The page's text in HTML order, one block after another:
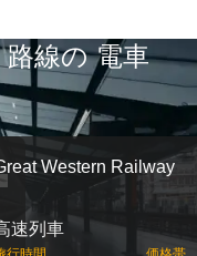
線の 電車
Western Railway
速列車